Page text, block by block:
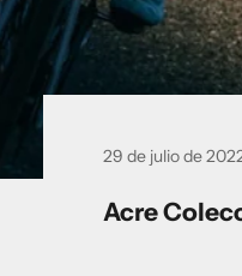
29 de julio de
Acre